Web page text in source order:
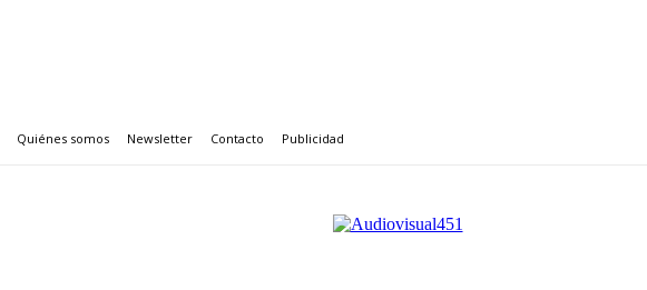
Quiénes somos Newsletter Contacto Publicidad